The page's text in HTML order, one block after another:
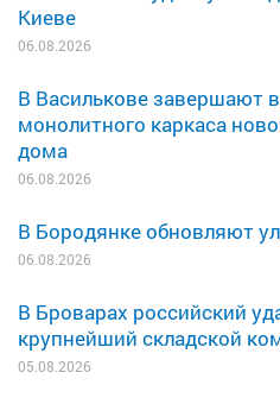
Киеве
06.08.2026
В Василькове завершают
монолитного каркаса
дома
06.08.2026
В Бородянке обновляют
06.08.2026
В Броварах российский
крупнейший складской
05.08.2026